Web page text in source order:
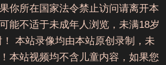
你所在国家法令禁止访问请离开本
能不适于未成年人浏览，未满18岁
本站录像均由本站原创录制，未
本站视频均不含儿童内容，如果您